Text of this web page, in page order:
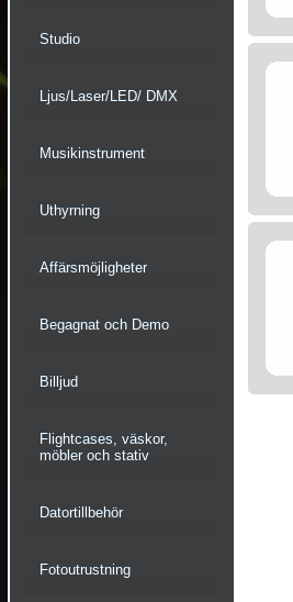
Studio
Ljus/Laser/LED/ DMX
Musikinstrument
Uthyrning
Affärsmöjligheter
Begagnat och Demo
Billjud
Flightcases, väskor,
möbler och stativ
Datortillbehör
Fotoutrustning